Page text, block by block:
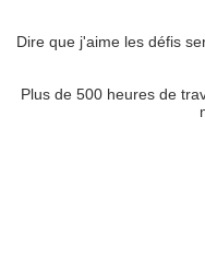
Dire que j'aime les défis
Plus de 500 heures de